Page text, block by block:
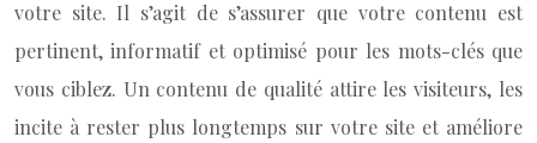
votre site. Il s’agit de s’assurer que votre contenu est
pertinent, informatif et optimisé pour les mots-clés que
vous ciblez. Un contenu de qualité attire les visiteurs, les
incite à rester plus longtemps sur votre site et améliore